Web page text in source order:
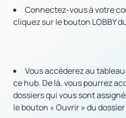
Connectez-vous à votre
cliquez sur le bouton LOBBY
Vous accéderez au
ce hub. De là, vous pourrez
dossiers qui vous sont
le bouton « Ouvrir » du